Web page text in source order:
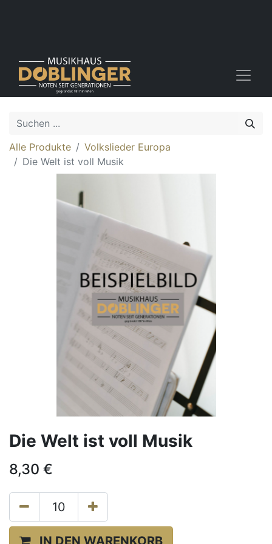
Alle Produkte
Volkslieder Europa
Die Welt ist voll Musik
Die Welt ist voll Musik
8,30 €
IN DEN WARENKORB